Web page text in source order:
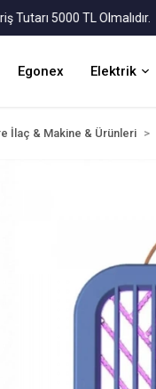
5000 TL Olmalıdır.
Egonex Elektrik
İlaç & Makine & Ürünleri